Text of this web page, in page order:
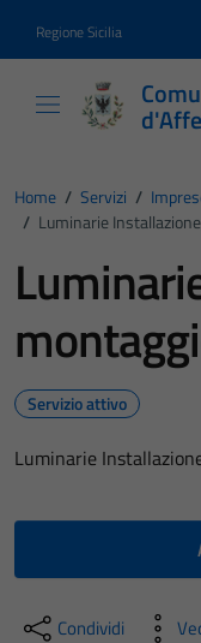
Regione Sicilia
Home / Servizi /
/ Luminarie
Servizio attivo
Luminarie
Condividi